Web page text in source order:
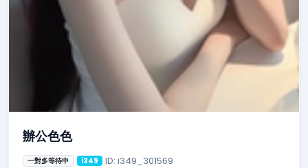
辦公色色
一對多等待中 i349 ID: i349_301569